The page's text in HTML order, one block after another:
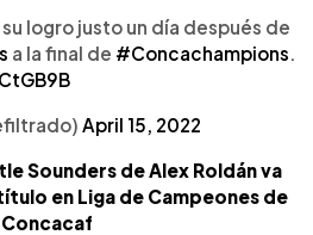
logro justo un día después de
a la final de #Concachampions.
April 15, 2022
Sounders de Alex Roldán va
en Liga de Campeones de
Concacaf